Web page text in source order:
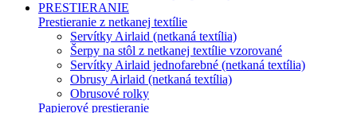
PRESTIERANIE
Prestieranie z netkanej textílie
Servítky Airlaid (netkaná textília)
Šerpy na stôl z netkanej textílie vzorované
Servítky Airlaid jednofarebné (netkaná textília)
Obrusy Airlaid (netkaná textília)
Obrusové rolky
Papierové prestieranie